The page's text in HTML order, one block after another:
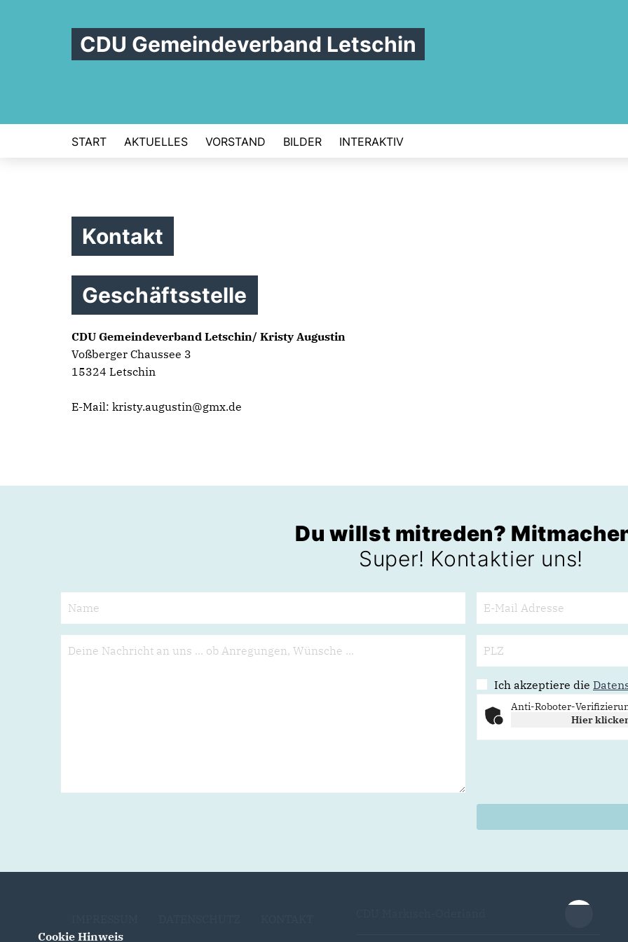
CDU Gemeindeverband Letschin
START AKTUELLES VORSTAND BILDER INTERAKTIV
Kontakt
Geschäftsstelle
CDU Gemeindeverband Letschin/ Kristy Augustin
Voßberger Chaussee 3
15324 Letschin
E-Mail: kristy.augustin@gmx.de
Du willst mitreden?
Super! Kontaktier uns!
Ich akzeptiere die
Anti-Roboter-
Hier
Cookie Hinweis